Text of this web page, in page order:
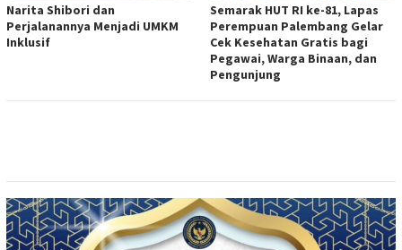
Narita Shibori dan
Perjalanannya Menjadi UMKM
Inklusif
Semarak HUT RI ke-81, Lapas
Perempuan Palembang Gelar
Cek Kesehatan Gratis bagi
Pegawai, Warga Binaan, dan
Pengunjung